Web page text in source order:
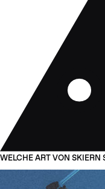
WELCHE ART VON SKIERN
01